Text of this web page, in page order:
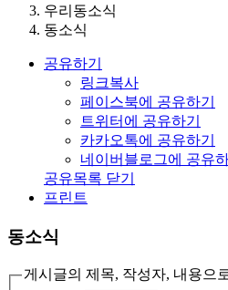
우리동소식
동소식
공유하기
링크복사
페이스북에 공유하기
트위터에 공유하기
카카오톡에 공유하기
네이버블로그에 공유하
공유목록 닫기
프린트
동소식
게시글의 제목, 작성자, 내용으